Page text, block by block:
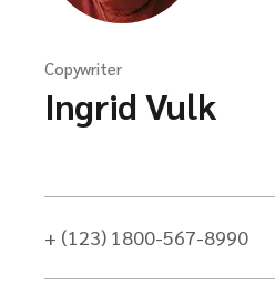
Copywriter
Ingrid Vulk
+ (123) 1800-567-8990